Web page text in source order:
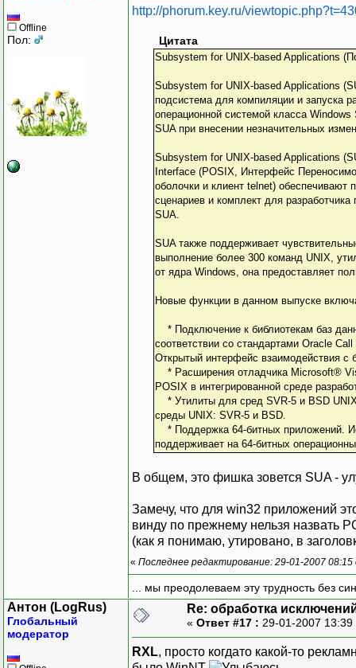
Offline
Пол:
http://phorum.key.ru/
Цитата
Subsystem for UNIX-based Applications
Subsystem for UNIX-based Applications
подсистема для компиляции и запуска
операционной системой класса
SUA при внесении незначительных
Subsystem for UNIX-based Applications
Interface (POSIX, Интерфейс
оболочки и клиент telnet)
сценариев и комплект для
SUA.
SUA также поддерживает
выполнение более 300 команд UNIX,
от ядра Windows, она предоставляет
Новые функции в данном выпуске
* Подключение к библиотекам баз
соответствии со стандартами Oracle
Открытый интерфейс взаимодействия с
* Расширения отладчика Microsoft®
POSIX в интегрированной среде
* Утилиты для сред SVR-5 и BSD
среды UNIX: SVR-5 и BSD.
* Поддержка 64-битных приложений.
поддерживает на 64-битных
В общем, это фишка зовется SUA -
Замечу, что для win32 приложений
винду по прежнему нельзя назвать
(как я понимаю, утировано, в
« Последнее редактирование: 29-01-2007
... мы преодолеваем эту трудность без
Антон (LogRus)
Глобальный
модератор
Re: обработка
« Ответ #17 : 29-01-2007
RXL, просто когдато какой-то